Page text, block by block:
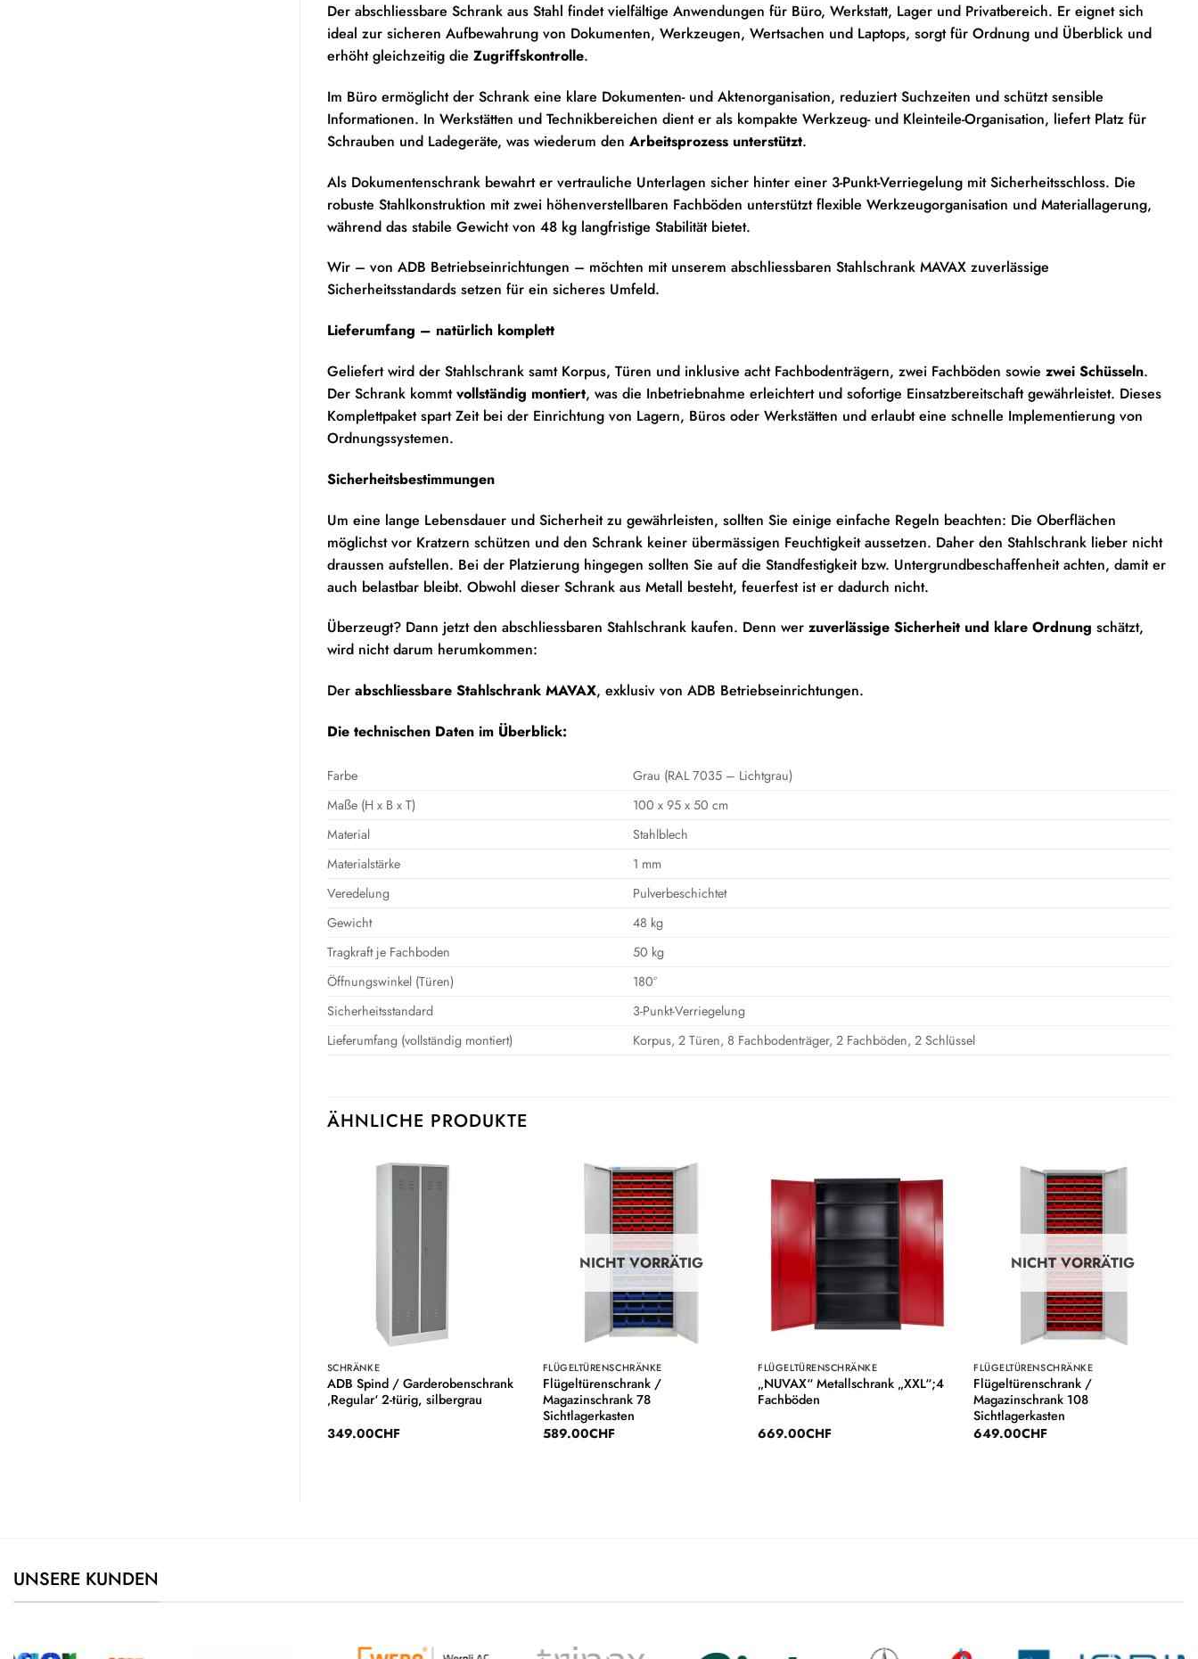
Der abschliessbare Schrank aus Stahl findet vielfältige Anwendungen für Büro, Werkstatt, Lager und Privatbereich. Er eignet sich
ideal zur sicheren Aufbewahrung von Dokumenten, Werkzeugen, Wertsachen und Laptops, sorgt für Ordnung und Überblick und
erhöht gleichzeitig die Zugriffskontrolle.
Im Büro ermöglicht der Schrank eine klare Dokumenten- und Aktenorganisation, reduziert Suchzeiten und schützt sensible
Informationen. In Werkstätten und Technikbereichen dient er als kompakte Werkzeug- und Kleinteile-Organisation, liefert Platz für
Schrauben und Ladegeräte, was wiederum den Arbeitsprozess unterstützt.
Als Dokumentenschrank bewahrt er vertrauliche Unterlagen sicher hinter einer 3-Punkt-Verriegelung mit Sicherheitsschloss. Die
robuste Stahlkonstruktion mit zwei höhenverstellbaren Fachböden unterstützt flexible Werkzeugorganisation und Materiallagerung,
während das stabile Gewicht von 48 kg langfristige Stabilität bietet.
Wir – von ADB Betriebseinrichtungen – möchten mit unserem abschliessbaren Stahlschrank MAVAX zuverlässige
Sicherheitsstandards setzen für ein sicheres Umfeld.
Lieferumfang – natürlich komplett
Geliefert wird der Stahlschrank samt Korpus, Türen und inklusive acht Fachbodenträgern, zwei Fachböden sowie zwei Schüsseln.
Der Schrank kommtvollständig montiert, was die Inbetriebnahme erleichtert und sofortige Einsatzbereitschaft gewährleistet. Dieses
Komplettpaket spart Zeit bei der Einrichtung von Lagern, Büros oder Werkstätten und erlaubt eine schnelle Implementierung von
Ordnungssystemen.
Sicherheitsbestimmungen
Um eine lange Lebensdauer und Sicherheit zu gewährleisten, sollten Sie einige einfache Regeln beachten: Die Oberflächen
möglichst vor Kratzern schützen und den Schrank keiner übermässigen Feuchtigkeit aussetzen. Daher den Stahlschrank lieber nicht
draussen aufstellen. Bei der Platzierung hingegen sollten Sie auf die Standfestigkeit bzw. Untergrundbeschaffenheit achten, damit er
auch belastbar bleibt. Obwohl dieser Schrank aus Metall besteht, feuerfest ist er dadurch nicht.
Überzeugt? Dann jetzt den abschliessbaren Stahlschrank kaufen. Denn wer zuverlässige Sicherheit und klare Ordnung schätzt,
wird nicht darum herumkommen:
Der abschliessbare Stahlschrank MAVAX, exklusiv von ADB Betriebseinrichtungen.
Die technischen Daten im Überblick:
Farbe
Grau (RAL 7035 – Lichtgrau)
Maße (H x B x T)
100 x 95 x 50 cm
Material
Stahlblech
Materialstärke
1 mm
Veredelung
Pulverbeschichtet
Gewicht
48 kg
Tragkraft je Fachboden
50 kg
Öffnungswinkel (Türen)
180°
Sicherheitsstandard
3-Punkt-Verriegelung
Lieferumfang (vollständig montiert)
Korpus, 2 Türen, 8 Fachbodenträger, 2 Fachböden, 2 Schlüssel
ÄHNLICHE PRODUKTE
SCHRÄNKE
ADB Spind / Garderobenschrank
‚Regular‘ 2-türig, silbergrau
349.00CHF
Wunschliste
NICHT VORRÄTIG
FLÜGELTÜRENSCHRÄNKE
Flügeltürenschrank /
Magazinschrank 78
Sichtlagerkasten
589.00CHF
Auf die
Wunschliste
FLÜGELTÜRENSCHRÄNKE
„NUVAX“ Metallschrank „XXL“;4
Fachböden
669.00CHF
NICHT VORRÄTIG
FLÜGELTÜRENSCHRÄNKE
Flügeltürenschrank /
Magazinschrank 108
Sichtlagerkasten
649.00CHF
UNSERE KUNDEN